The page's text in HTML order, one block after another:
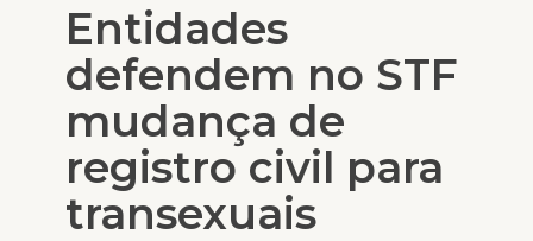
Entidades
defendem no STF
mudança de
registro civil para
transexuais